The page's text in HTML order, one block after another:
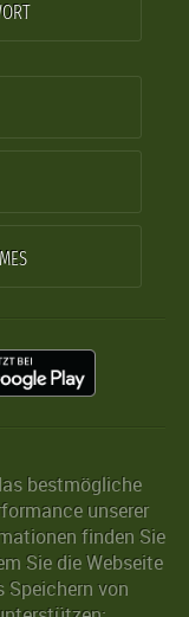
bestmögliche
unserer
finden Sie
Sie die Webseite
Speichern von